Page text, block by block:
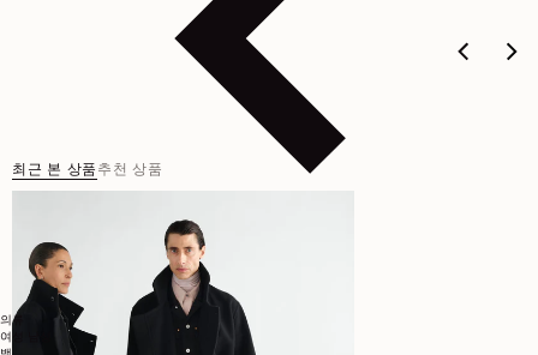
의류
여성
최근 본 상품 추천 상품